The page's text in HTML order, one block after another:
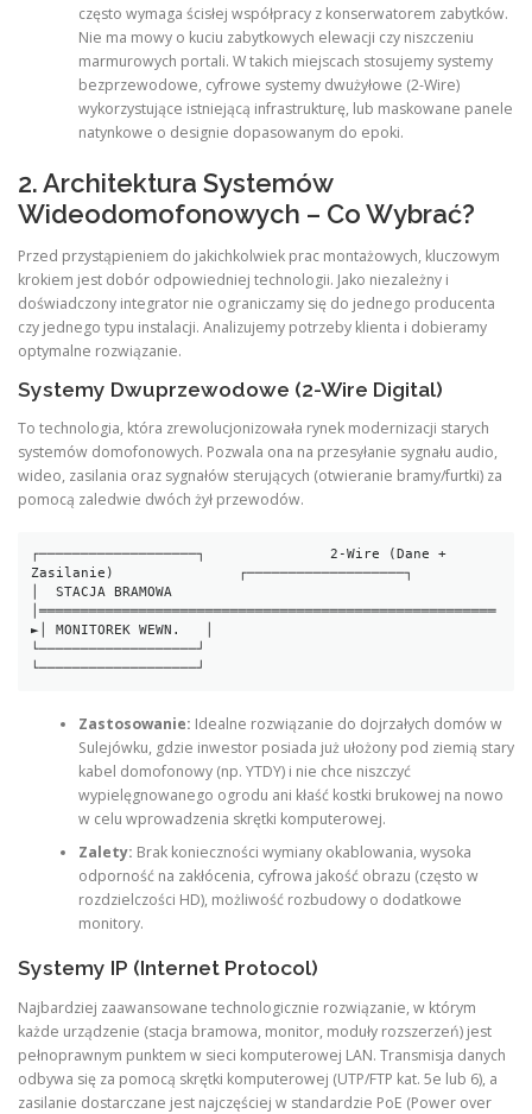
często wymaga ścisłej współpracy z konserwatorem zabytków.
Nie ma mowy o kuciu zabytkowych elewacji czy niszczeniu
marmurowych portali. W takich miejscach stosujemy systemy
bezprzewodowe, cyfrowe systemy dwużyłowe (2-Wire)
wykorzystujące istniejącą infrastrukturę, lub maskowane panele
natynkowe o designie dopasowanym do epoki.
2. Architektura Systemów
Wideodomofonowych – Co Wybrać?
Przed przystąpieniem do jakichkolwiek prac montażowych, kluczowym
krokiem jest dobór odpowiedniej technologii. Jako niezależny i
doświadczony integrator nie ograniczamy się do jednego producenta
czy jednego typu instalacji. Analizujemy potrzeby klienta i dobieramy
optymalne rozwiązanie.
Systemy Dwuprzewodowe (2-Wire Digital)
To technologia, która zrewolucjonizowała rynek modernizacji starych
systemów domofonowych. Pozwala ona na przesyłanie sygnału audio,
wideo, zasilania oraz sygnałów sterujących (otwieranie bramy/furtki) za
pomocą zaledwie dwóch żył przewodów.
┌───────────────────┐               2-Wire (Dane +
Zasilanie)               ┌───────────────────┐
│  STACJA BRAMOWA
│═══════════════════════════════════════════════════════
►│ MONITOREK WEWN.   │
└───────────────────┘
Zastosowanie: Idealne rozwiązanie do dojrzałych domów w
Sulejówku, gdzie inwestor posiada już ułożony pod ziemią stary
kabel domofonowy (np. YTDY) i nie chce niszczyć
wypielęgnowanego ogrodu ani kłaść kostki brukowej na nowo
w celu wprowadzenia skrętki komputerowej.
Zalety: Brak konieczności wymiany okablowania, wysoka
odporność na zakłócenia, cyfrowa jakość obrazu (często w
rozdzielczości HD), możliwość rozbudowy o dodatkowe
monitory.
Systemy IP (Internet Protocol)
Najbardziej zaawansowane technologicznie rozwiązanie, w którym
każde urządzenie (stacja bramowa, monitor, moduły rozszerzeń) jest
pełnoprawnym punktem w sieci komputerowej LAN. Transmisja danych
odbywa się za pomocą skrętki komputerowej (UTP/FTP kat. 5e lub 6), a
zasilanie dostarczane jest najczęściej w standardzie PoE (Power over